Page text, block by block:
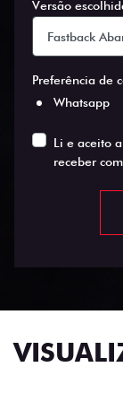
Versão
Preferência de
Whatsapp
Li e aceito a
receber